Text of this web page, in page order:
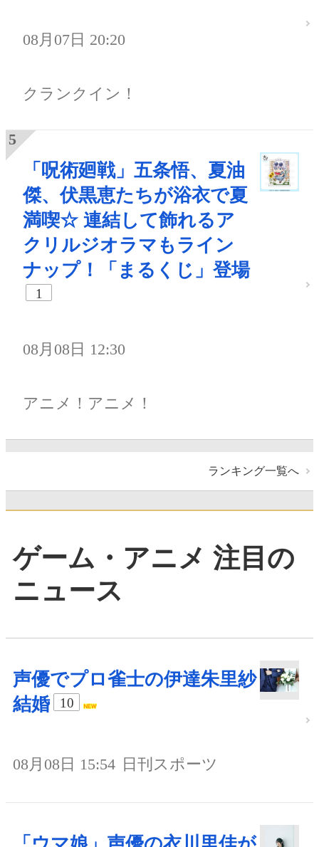
08月07日 20:20
クランクイン！
「呪術廻戦」五条悟、夏油
傑、伏黒恵たちが浴衣で夏
満喫☆ 連結して飾れるア
クリルジオラマもライン
ナップ！「まるくじ」登場
1
08月08日 12:30
アニメ！アニメ！
ランキング一覧へ
ゲーム・アニメ 注目の
ニュース
声優でプロ雀士の伊達朱里紗
結婚
10
08月08日 15:54 日刊スポーツ